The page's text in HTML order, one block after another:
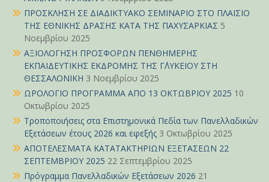
ΠΡΟΣΚΛΗΣΗ ΣΕ ΔΙΑΔΙΚΤΥΑΚΟ ΣΕΜΙΝΑΡΙΟ ΣΤΟ ΠΛΑΙΣΙΟ
ΤΗΣ ΕΘΝΙΚΗΣ ΔΡΑΣΗΣ ΚΑΤΑ ΤΗΣ ΠΑΧΥΣΑΡΚΙΑΣ 5
Νοεμβρίου 2025
ΑΞΙΟΛΟΓΗΣΗ ΠΡΟΣΦΟΡΩΝ ΠΕΝΘΗΜΕΡΗΣ
ΕΚΠΑΙΔΕΥΤΙΚΗΣ ΕΚΔΡΟΜΗΣ ΤΗΣ Γ΄ΛΥΚΕΙΟΥ ΣΤΗ
ΘΕΣΣΑΛΟΝΙΚΗ 3 Νοεμβρίου 2025
ΩΡΟΛΟΓΙΟ ΠΡΟΓΡΑΜΜΑ ΑΠΟ 13 ΟΚΤΩΒΡΙΟΥ 2025 10
Οκτωβρίου 2025
Τροποποιήσεις στα Επιστημονικά Πεδία των Πανελλαδικών
Εξετάσεων έτους 2026 και εφεξής 3 Οκτωβρίου 2025
ΑΠΟΤΕΛΕΣΜΑΤΑ ΚΑΤΑΤΑΚΤΗΡΙΩΝ ΕΞΕΤΑΣΕΩΝ 22
ΣΕΠΤΕΜΒΡΙΟΥ 2025 22 Σεπτεμβρίου 2025
Πρόγραμμα Πανελλαδικών Εξετάσεων 2026 21